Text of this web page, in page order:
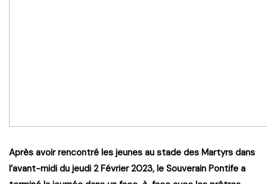
Après avoir rencontré les jeunes au stade des Martyrs dans
l’avant-midi du jeudi 2 Février 2023, le Souverain Pontife a